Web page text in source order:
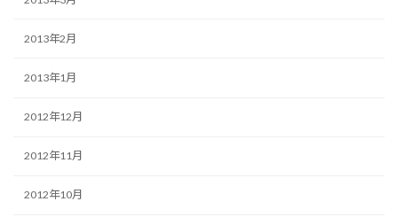
2013年2月
2013年1月
2012年12月
2012年11月
2012年10月